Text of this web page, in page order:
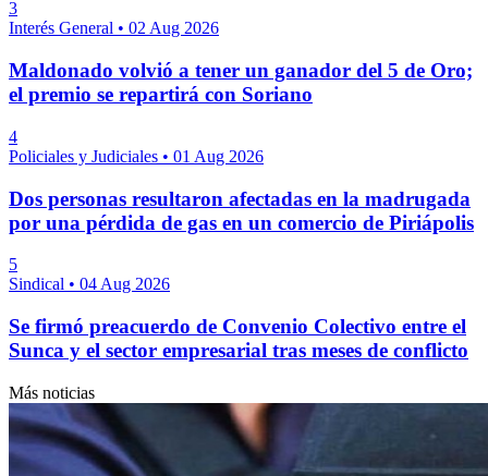
3
Interés General • 02 Aug 2026
Maldonado volvió a tener un ganador del 5 de Oro;
el premio se repartirá con Soriano
4
Policiales y Judiciales • 01 Aug 2026
Dos personas resultaron afectadas en la madrugada
por una pérdida de gas en un comercio de Piriápolis
5
Sindical • 04 Aug 2026
Se firmó preacuerdo de Convenio Colectivo entre el
Sunca y el sector empresarial tras meses de conflicto
Más noticias